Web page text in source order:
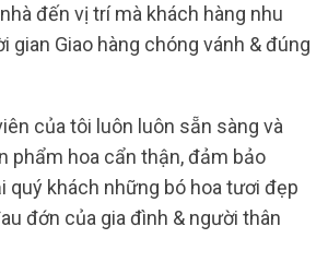
đến vị trí mà khách hàng nhu
gian Giao hàng chóng vánh & đúng
của tôi luôn luôn sẵn sàng và
phẩm hoa cẩn thận, đảm bảo
quý khách những bó hoa tươi đẹp
đớn của gia đình & người thân